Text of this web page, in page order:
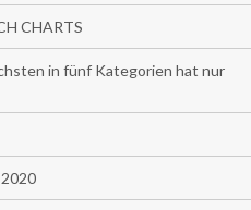
CHARTS
in fünf Kategorien hat nur